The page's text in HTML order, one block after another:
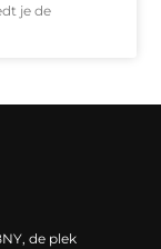
je de
de plek